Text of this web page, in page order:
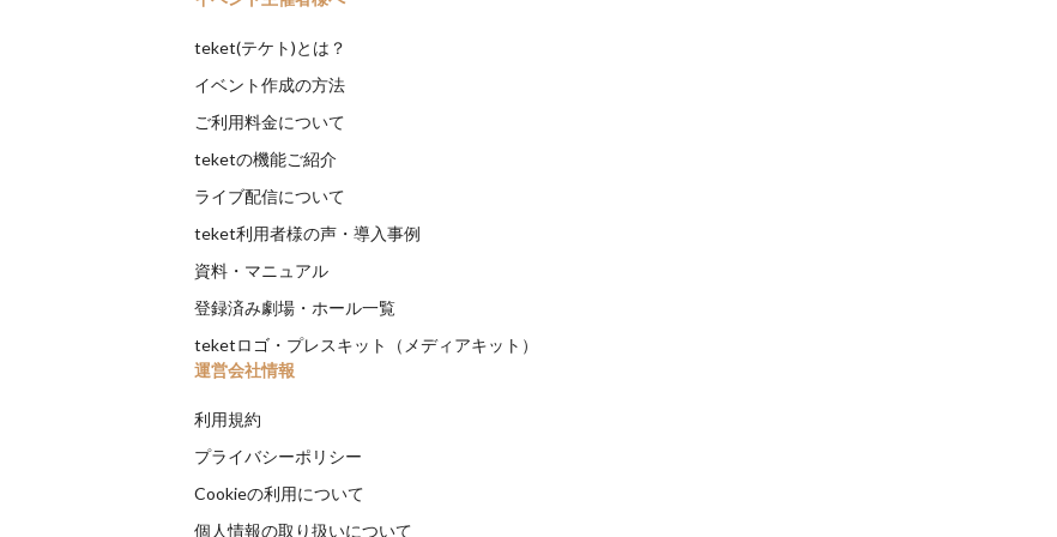
teket(テケト)とは？
イベント作成の方法
ご利用料金について
teketの機能ご紹介
ライブ配信について
teket利用者様の声・導入事例
資料・マニュアル
登録済み劇場・ホール一覧
teketロゴ・プレスキット（メディアキット）
運営会社情報
利用規約
プライバシーポリシー
Cookieの利用について
個人情報の取り扱いについて